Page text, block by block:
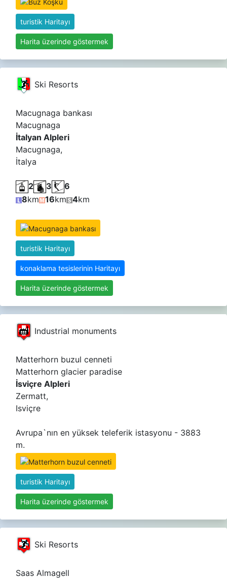
turistik Haritayı
Harita üzerinde göstermek
Ski Resorts
Macugnaga bankası
Macugnaga
İtalyan Alpleri
Macugnaga,
İtalya
2 3
6
8km 16km 4km
turistik Haritayı
konaklama tesislerinin Haritayı
Harita üzerinde göstermek
Industrial monuments
Matterhorn buzul cenneti
Matterhorn glacier paradise
İsviçre Alpleri
Zermatt,
Isviçre
Avrupa`nın en yüksek teleferik istasyonu - 3883
m.
turistik Haritayı
Harita üzerinde göstermek
Ski Resorts
Saas Almagell